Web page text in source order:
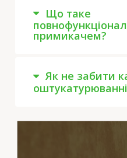
Що таке
примикачем?
Як не забити
оштукатурюванні